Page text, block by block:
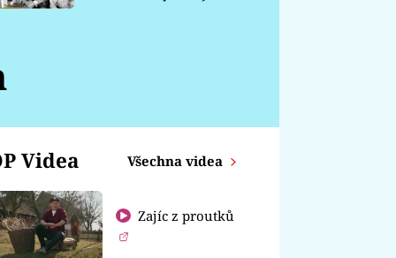
Videa Všechna videa
Zajíc z proutků